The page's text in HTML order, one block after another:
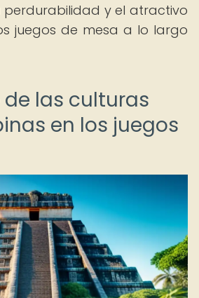
y el atractivo
juegos de mesa a lo largo
las culturas
en los juegos